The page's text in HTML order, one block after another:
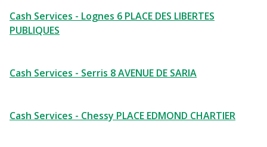
Cash Services - Lognes 6 PLACE DES LIBERTES
PUBLIQUES
Cash Services - Serris 8 AVENUE DE SARIA
Cash Services - Chessy PLACE EDMOND CHARTIER